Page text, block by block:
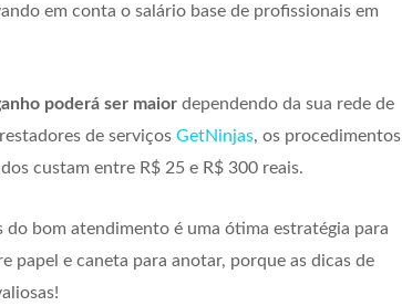
em conta o salário base de profissionais em
poderá ser maior dependendo da sua rede de
de serviços GetNinjas, os procedimentos
custam entre R$ 25 e R$ 300 reais.
do bom atendimento é uma ótima estratégia para
papel e caneta para anotar, porque as dicas de